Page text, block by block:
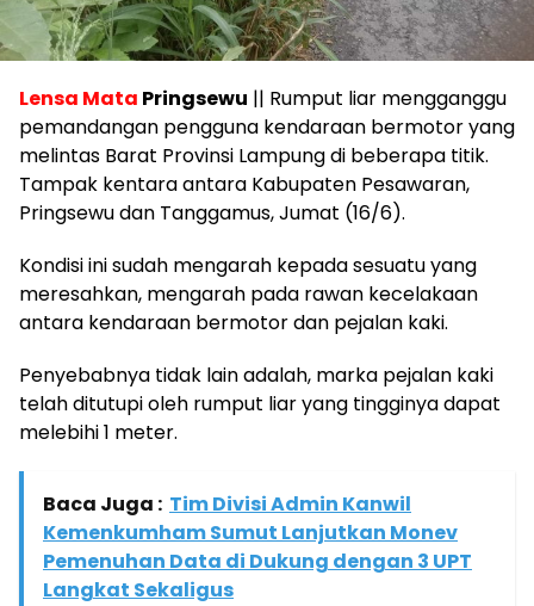
Lensa Mata Pringsewu || Rumput liar mengganggu
pemandangan pengguna kendaraan bermotor yang
melintas Barat Provinsi Lampung di beberapa titik.
Tampak kentara antara Kabupaten Pesawaran,
Pringsewu dan Tanggamus, Jumat (16/6).
Kondisi ini sudah mengarah kepada sesuatu yang
meresahkan, mengarah pada rawan kecelakaan
antara kendaraan bermotor dan pejalan kaki.
Penyebabnya tidak lain adalah, marka pejalan kaki
telah ditutupi oleh rumput liar yang tingginya dapat
melebihi 1 meter.
Baca Juga : Tim Divisi Admin Kanwil
Kemenkumham Sumut Lanjutkan Monev
Pemenuhan Data di Dukung dengan 3 UPT
Langkat Sekaligus